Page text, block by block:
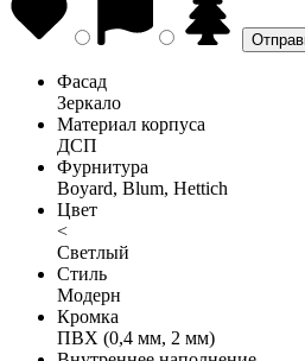
Фасад
Зеркало
Материал корпуса
ДСП
Фурнитура
Boyard, Blum, Hettich
Цвет
<
Светлый
Стиль
Модерн
Кромка
ПВХ (0,4 мм, 2 мм)